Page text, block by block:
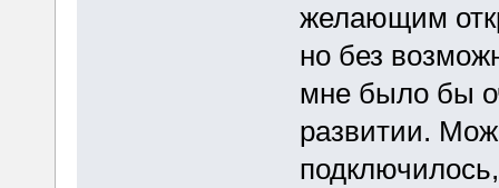
желающим
но без
мне было бы
развитии.